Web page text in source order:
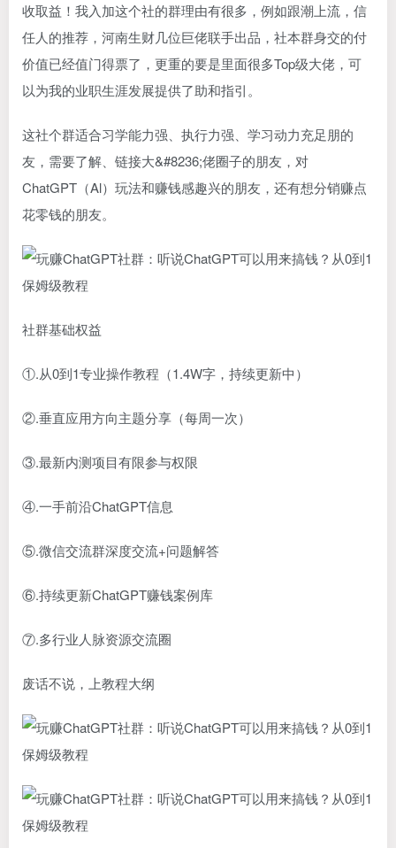
收取益！我入加这个社的群理由有很多，例如跟潮上流，信
任人的推荐，河南生财几位巨佬联手出品，社本群身交的付
价值已经值门得票了，更重的要是里面很多Top级大佬，可
以为我的业职生涯发展提供了助和指引。
这社个群适合习学能力强、执行力强、学习动力充足朋的
友，需要了解、链接大&#8236;佬圈子的朋友，对
ChatGPT（Al）玩法和赚钱感趣兴的朋友，还有想分销赚点
花零钱的朋友。
社群基础权益
①.从0到1专业操作教程（1.4W字，持续更新中）
②.垂直应用方向主题分享（每周一次）
③.最新内测项目有限参与权限
④.一手前沿ChatGPT信息
⑤.微信交流群深度交流+问题解答
⑥.持续更新ChatGPT赚钱案例库
⑦.多行业人脉资源交流圈
废话不说，上教程大纲